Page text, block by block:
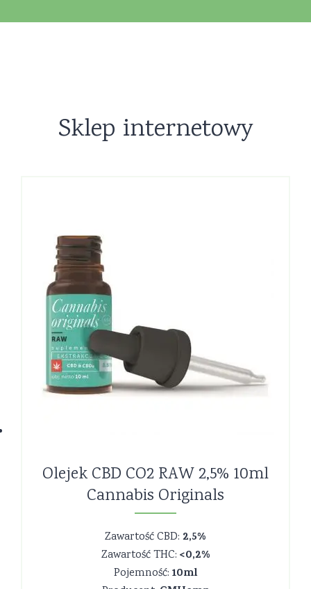
Sklep internetowy
Olejek CBD CO2 RAW 2,5% 10ml
Cannabis Originals
Zawartość CBD: 2,5%
Zawartość THC: <0,2%
Pojemność: 10ml